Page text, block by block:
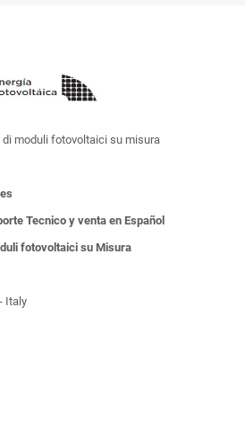
moduli fotovoltaici su misura
Tecnico y venta en Español
fotovoltaici su Misura
Italy